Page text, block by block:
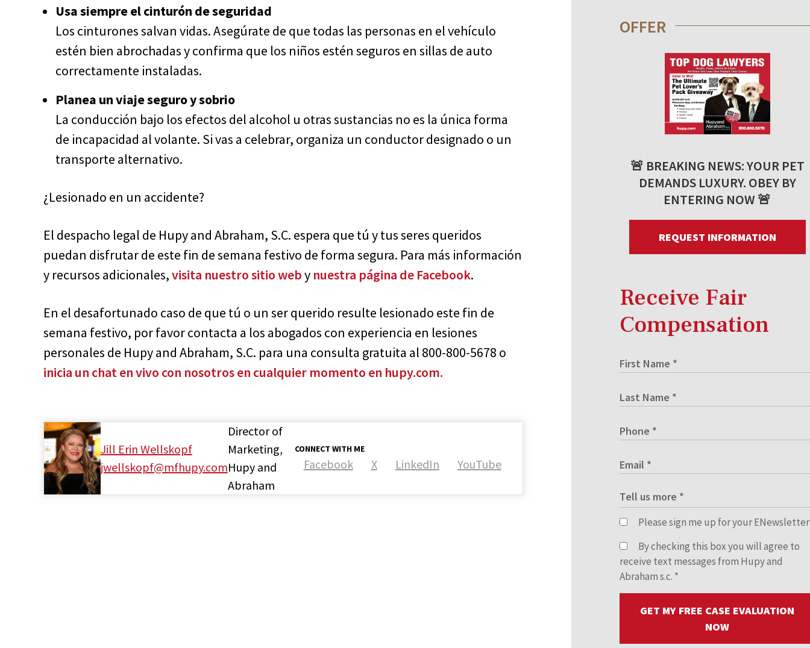
Usa siempre el cinturón de seguridad
Los cinturones salvan vidas. Asegúrate de que todas las personas en el vehículo
estén bien abrochadas y confirma que los niños estén seguros en sillas de auto
correctamente instaladas.
Planea un viaje seguro y sobrio
La conducción bajo los efectos del alcohol u otras sustancias no es la única forma
de incapacidad al volante. Si vas a celebrar, organiza un conductor designado o un
transporte alternativo.
¿Lesionado en un accidente?
El despacho legal de Hupy and Abraham, S.C. espera que tú y tus seres queridos
puedan disfrutar de este fin de semana festivo de forma segura. Para más información
y recursos adicionales,visita nuestro sitio weby nuestra página de Facebook.
En el desafortunado caso de que tú o un ser querido resulte lesionado este fin de
semana festivo, por favor contacta a los abogados con experiencia en lesiones
personales de Hupy and Abraham, S.C. para una consulta gratuita al 800-800-5678 o
inicia un chat en vivo con nosotros en cualquier momento en hupy.com.
Jill Erin Wellskopf
jwellskopf@mfhupy.com
CONNECT WITH ME
Facebook X LinkedIn YouTube
Director of
Marketing,
Hupy and
Abraham
OFFER
🚨 BREAKING NEWS: YOUR PET
DEMANDS LUXURY. OBEY BY
ENTERING NOW 🚨
REQUEST INFORMATION
Receive Fair
Compensation
Please sign me up for your ENewsletter
By checking this box you will agree to
receive text messages from Hupy and
Abraham s.c. *
GET MY FREE CASE EVALUATION
NOW